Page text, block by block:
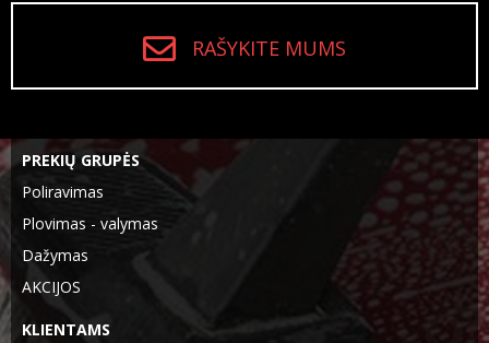
RAŠYKITE MUMS
PREKIŲ GRUPĖS
Poliravimas
Plovimas - valymas
Dažymas
AKCIJOS
KLIENTAMS